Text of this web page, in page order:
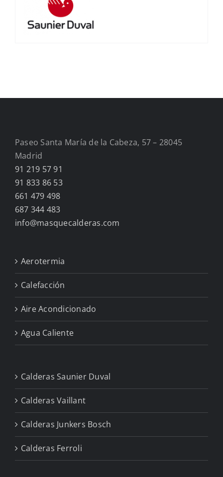
Paseo Santa María de la Cabeza, 57 – 28045
Madrid
91 219 57 91
91 833 86 53
661 479 498
687 344 483
info@masquecalderas.com
Aerotermia
Calefacción
Aire Acondicionado
Agua Caliente
Calderas Saunier Duval
Calderas Vaillant
Calderas Junkers Bosch
Calderas Ferroli